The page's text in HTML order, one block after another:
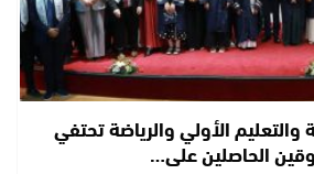
والتعليم الأولي والرياضة تحتفي
الحاصلين على…